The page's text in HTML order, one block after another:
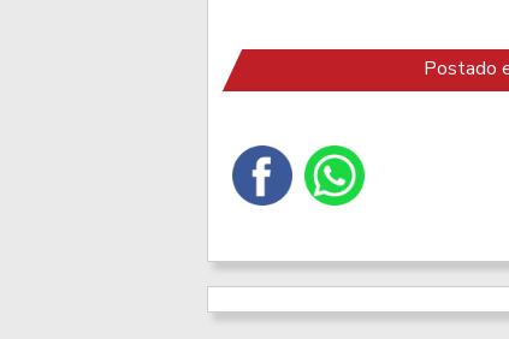
Postado